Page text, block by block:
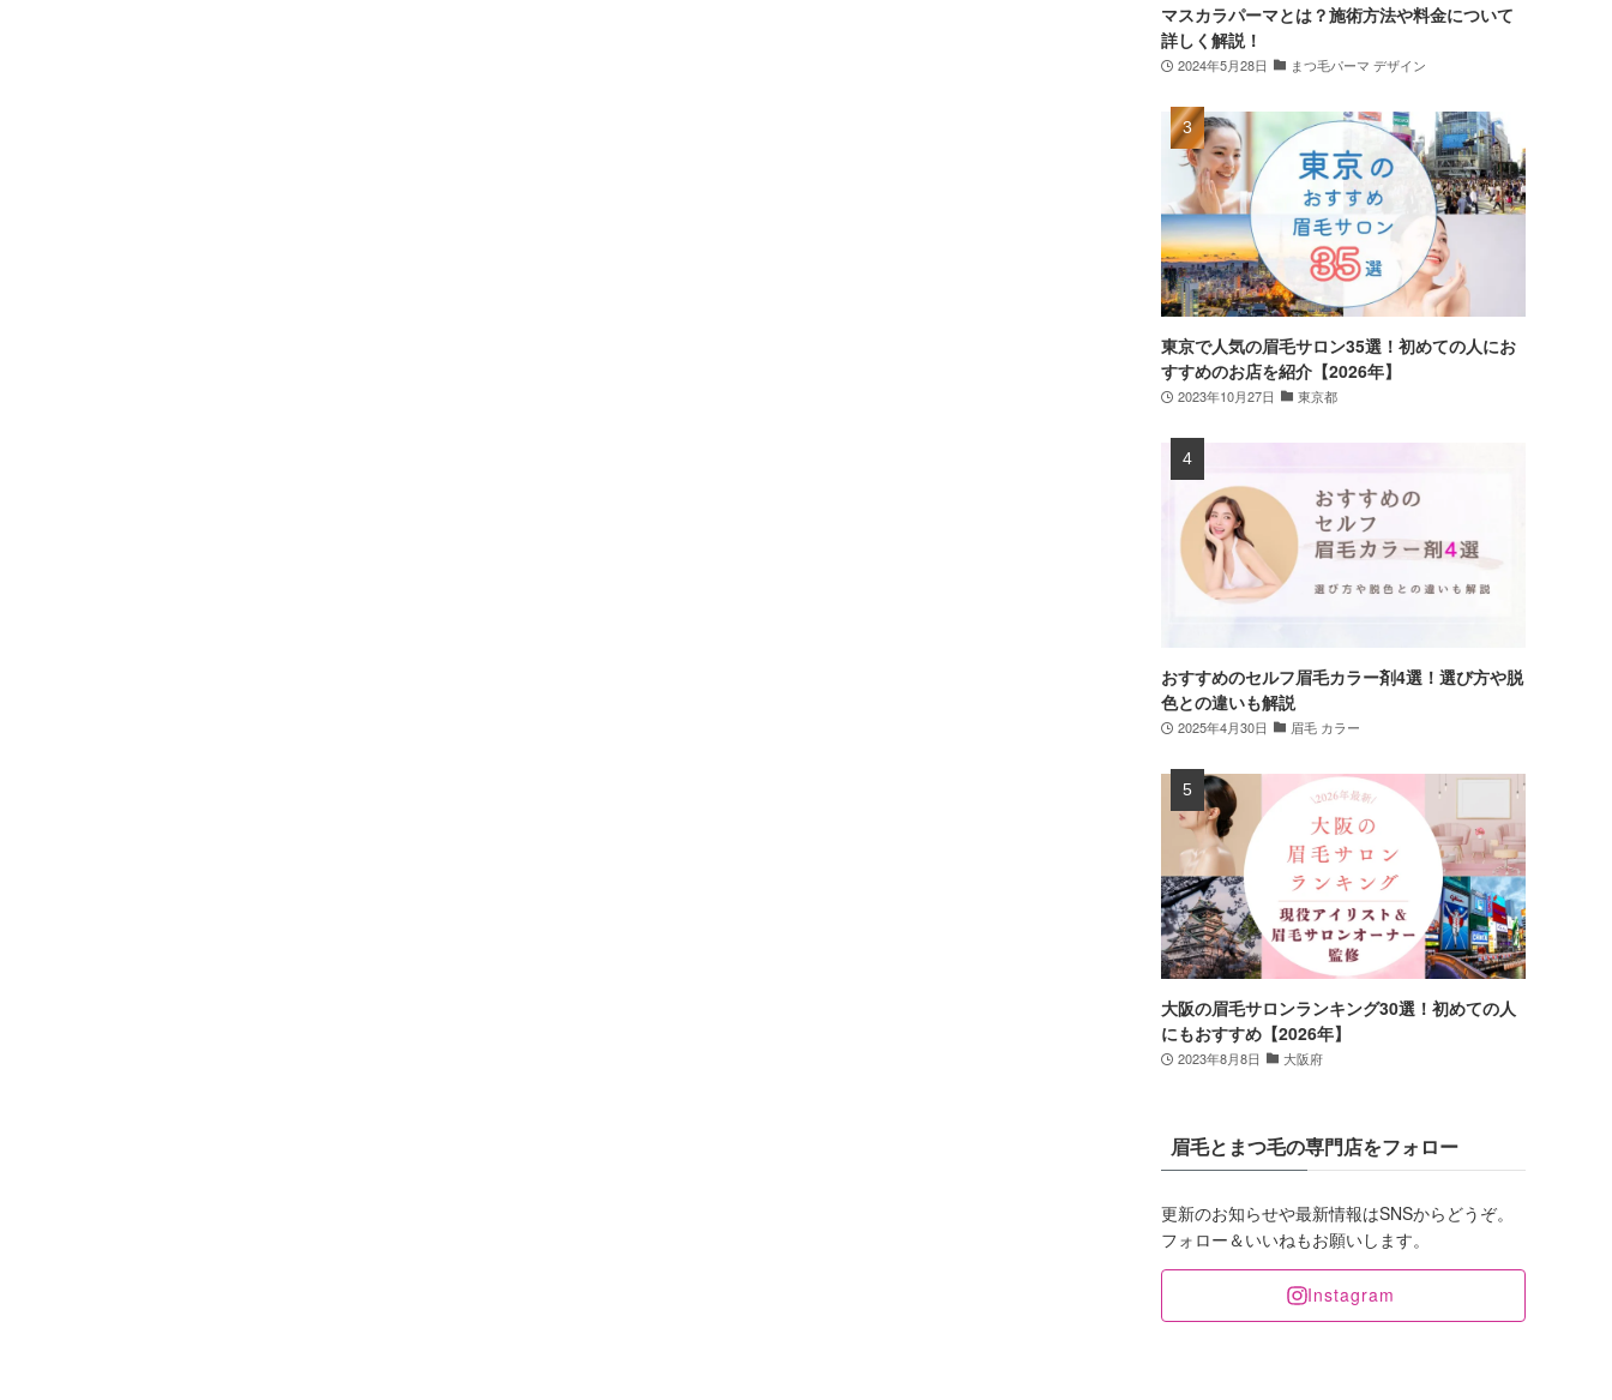
マスカラパーマとは？施術方法や料金について
詳しく解説！
2024年5月28日 まつ毛パーマ デザイン
東京で人気の眉毛サロン35選！初めての人にお
すすめのお店を紹介【2026年】
2023年10月27日 東京都
おすすめのセルフ眉毛カラー剤4選！選び方や脱
色との違いも解説
2025年4月30日 眉毛 カラー
大阪の眉毛サロンランキング30選！初めての人
にもおすすめ【2026年】
2023年8月8日 大阪府
眉毛とまつ毛の専門店をフォロー
更新のお知らせや最新情報はSNSからどうぞ。
フォロー＆いいねもお願いします。
Instagram